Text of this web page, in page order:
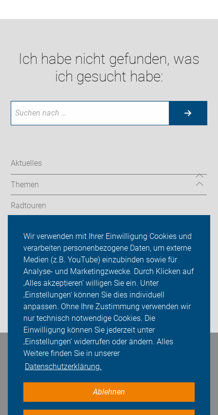
Wir verwenden mit Ihrer Einwilligung Cookies und
verarbeiten personenbezogene Daten, um externe
Medien (z.B. YouTube) einzubinden sowie für
Analyse- und Marketingzwecke. Durch Klicken auf
‚Alles akzeptieren‘ willigen Sie ein. Unter
‚Einstellungen‘ können Sie dies individuell
anpassen. Ohne Ihre Zustimmung verwenden wir
nur technisch notwendige Cookies. Die
Einwilligung können Sie jederzeit unter
‚Einstellungen‘ widerrufen oder ändern. Alles
Weitere finden Sie in unserer
Datenschutzerklärung.
Ablehnen
Ich habe nicht gefunden, was
ich gesucht habe:
Aktuelles
Themen
Radtouren
ADFC Göttingen
Sei dabei
Presse
Login
Bleiben Sie in Kontakt